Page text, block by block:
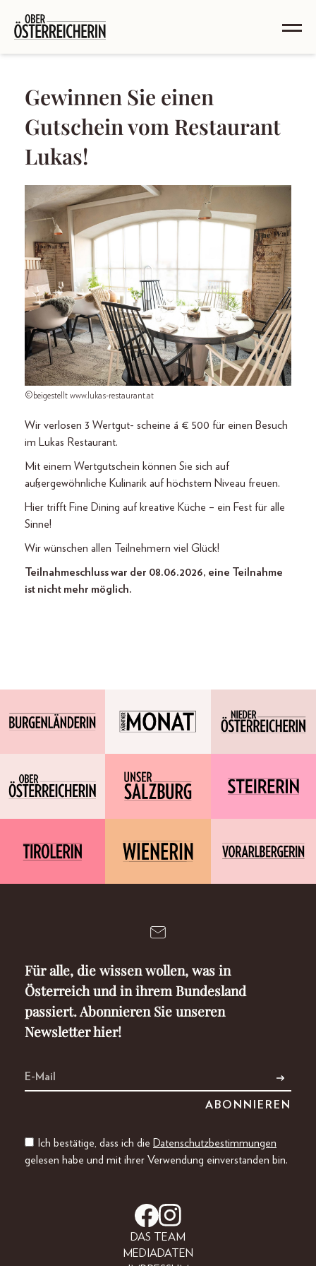
Gewinnen Sie einen
Gutschein vom Restaurant
Lukas!
©beigestellt www.lukas-restaurant.at
Wir verlosen 3 Wertgut- scheine á € 500 für einen Besuch
im Lukas Restaurant.
Mit einem Wertgutschein können Sie sich auf
außergewöhnliche Kulinarik auf höchstem Niveau freuen.
Hier trifft Fine Dining auf kreative Küche – ein Fest für alle
Sinne!
Wir wünschen allen Teilnehmern viel Glück!
Teilnahmeschluss war der 08.06.2026, eine Teilnahme
ist nicht mehr möglich.
Für alle, die wissen wollen, was in
Österreich und in ihrem Bundesland
passiert. Abonnieren Sie unseren
Newsletter hier!
Ich bestätige, dass ich die Datenschutzbestimmungen
gelesen habe und mit ihrer Verwendung einverstanden bin.
DAS TEAM
MEDIADATEN